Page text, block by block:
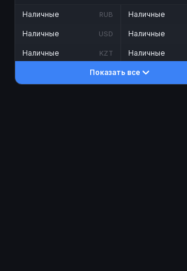
Наличные RUB
Наличные USD
Наличные KZT
Наличные
Наличные
Наличные
Показать все